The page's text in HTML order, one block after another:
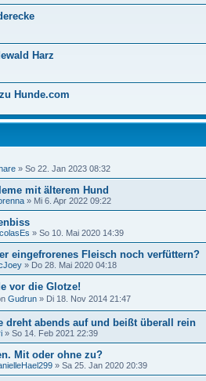
Harz
Hunde.com
» So 22. Jan 2023 08:32
mit älterem Hund
» Mi 6. Apr 2022 09:22
» So 10. Mai 2020 14:39
eingefrorenes Fleisch noch verfüttern?
» Do 28. Mai 2020 04:18
vor die Glotze!
Gudrun » Di 18. Nov 2014 21:47
dreht abends auf und beißt überall rein
» So 14. Feb 2021 22:39
Mit oder ohne zu?
» Sa 25. Jan 2020 20:39